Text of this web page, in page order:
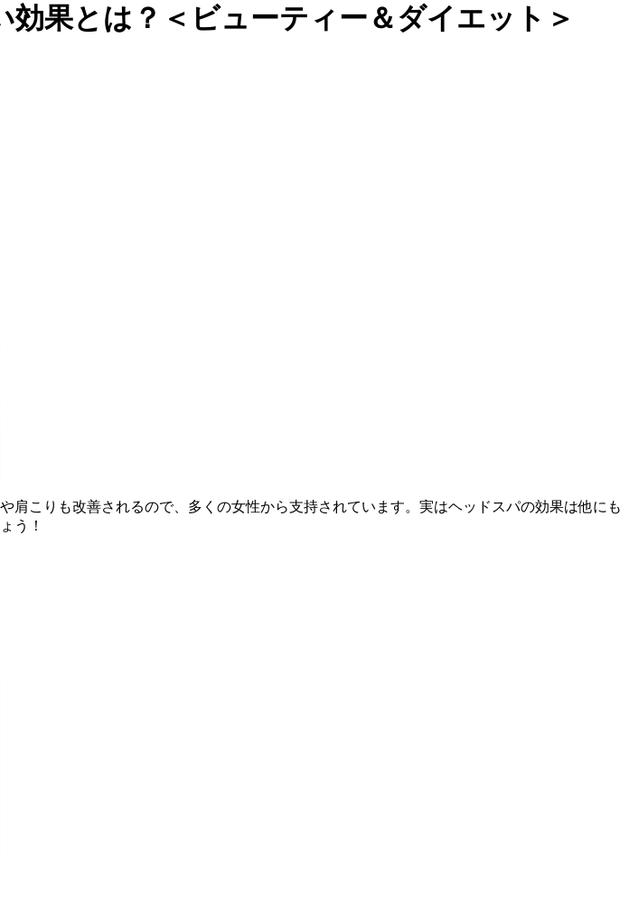
果とは？＜ビューティー＆ダイエット＞
こりも改善されるので、多くの女性から支持されています。実はヘッドスパの効果は他にも
う！